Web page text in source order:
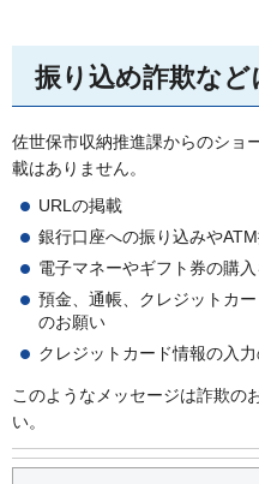
振り込め詐欺な
佐世保市収納推進課からのショ
載はありません。
URLの掲載
銀行口座への振り込みや
電子マネーやギフト券の購
預金、通帳、クレジットカ
のお願い
クレジットカード情報の入
このようなメッセージは詐欺の
い。